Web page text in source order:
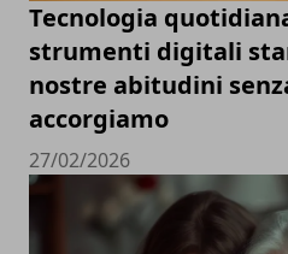
Tecnologia
strumenti digitali
nostre abitudini
accorgiamo
27/02/2026